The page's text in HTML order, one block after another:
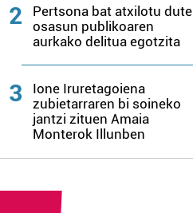
2
Pertsona bat atxilotu dute
osasun publikoaren
aurkako delitua egotzita
3
Ione Iruretagoiena
zubietarraren bi soineko
jantzi zituen Amaia
Monterok Illunben